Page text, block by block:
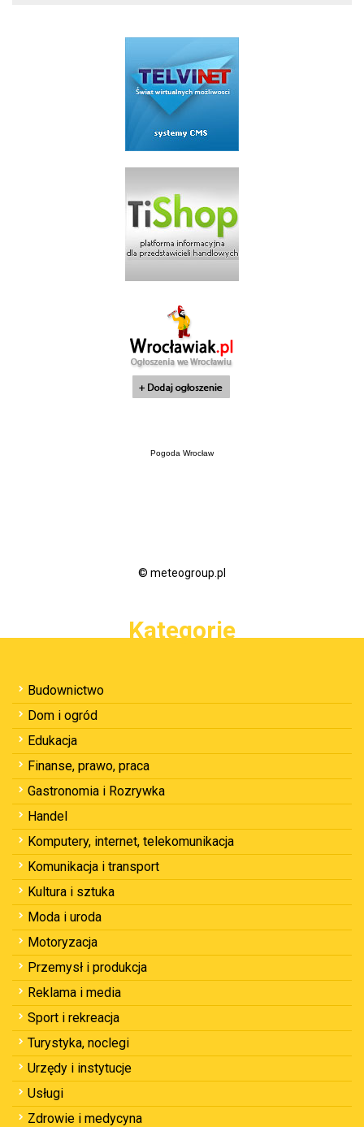
Pogoda Wrocław
© meteogroup.pl
Kategorie
Budownictwo
Dom i ogród
Edukacja
Finanse, prawo, praca
Gastronomia i Rozrywka
Handel
Komputery, internet, telekomunikacja
Komunikacja i transport
Kultura i sztuka
Moda i uroda
Motoryzacja
Przemysł i produkcja
Reklama i media
Sport i rekreacja
Turystyka, noclegi
Urzędy i instytucje
Usługi
Zdrowie i medycyna